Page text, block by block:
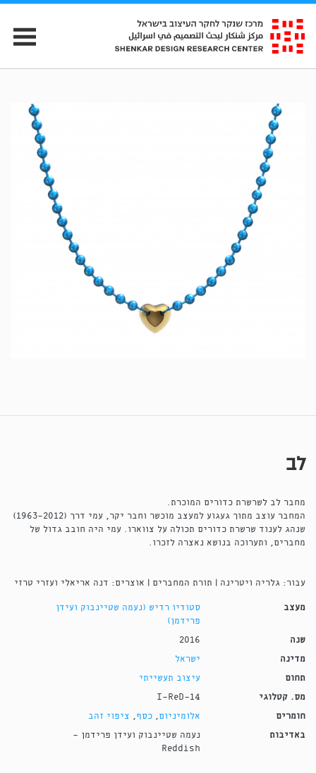
לב
מחבר לב לשרשרת כדורים המוכרת.
המחבר עוצב מתוך געגוע למעצב מוכשר וחבר יקר, עמי דרך (1963-2012)
שנהג לענוד שרשרת כדורים תכולה על צווארו. עמי היה חובב גדול של
מחברים, ותערוכה בנושא נאצרה לזכרו.
עבור: גלריה ויטרינה | תורת המחברים | אוצרים: דנה אריאלי ועזרי טרזי
מעצב
סטודיו רדיש (נעמה שטיינבוק ועידן
פרידמן)
שנה 2016
מדינה ישראל
תחום עיצוב תעשייתי
מס. קטלוגי I-ReD-14
חומרים אלומיניום,כסף, ציפוי זהב
באדיבות
נעמה שטיינבוק ועידן פרידמן -
Reddish